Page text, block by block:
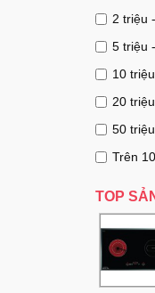
2 triệu
5 triệu
10
20
50
Trên
TOP